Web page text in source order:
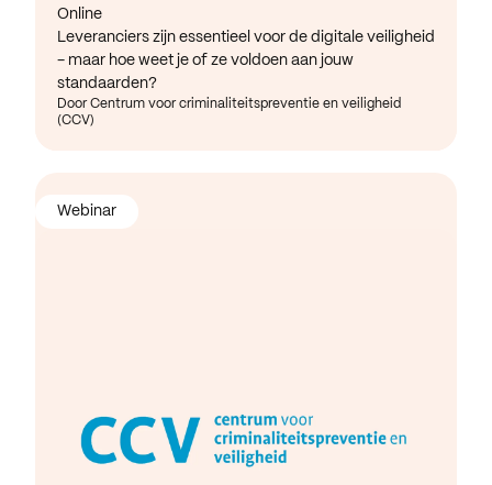
Online
Leveranciers zijn essentieel voor de digitale veiligheid
- maar hoe weet je of ze voldoen aan jouw
standaarden?
Door Centrum voor criminaliteitspreventie en veiligheid
(CCV)
Webinar